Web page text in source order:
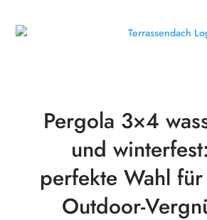
Pergola 3×4
und
perfekte Wahl
Outdoor-